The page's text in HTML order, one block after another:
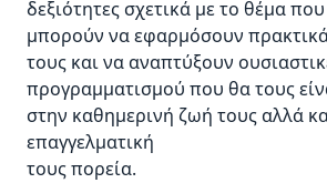
δεξιότητες σχετικά με το θέμα
μπορούν να εφαρμόσουν πρακτικά
τους και να αναπτύξουν
προγραμματισμού που θα τους
στην καθημερινή ζωή τους αλλά
επαγγελματική
τους πορεία.